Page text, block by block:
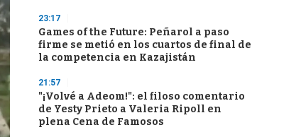
23:17
Games of the Future: Peñarol a paso
firme se metió en los cuartos de final de
la competencia en Kazajistán
21:57
"¡Volvé a Adeom!": el filoso comentario
de Yesty Prieto a Valeria Ripoll en
plena Cena de Famosos